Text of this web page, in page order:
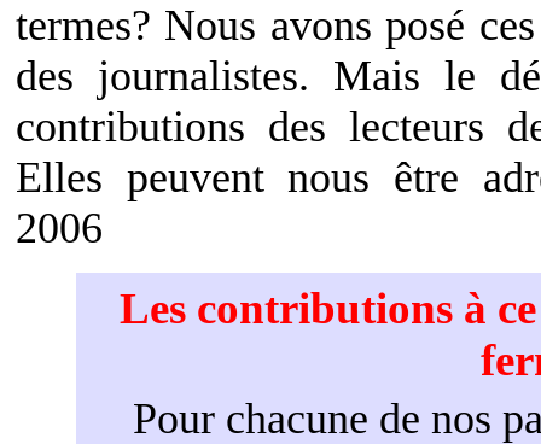
termes? Nous avons posé
des journalistes. Mais le
contributions des lecteurs
Elles peuvent nous être
2006
Les contributions à
Pour chacune de nos